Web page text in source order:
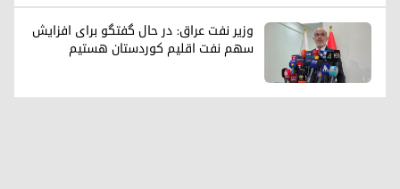
وزیر نفت عراق: در حال گفتگو برای افزایش
سهم نفت اقلیم کوردستان هستیم